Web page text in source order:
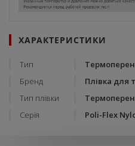
ХАРАКТЕРИСТИКИ
Тип
Бренд
Плівка для
Тип плівки
Серія
Poli-Flex